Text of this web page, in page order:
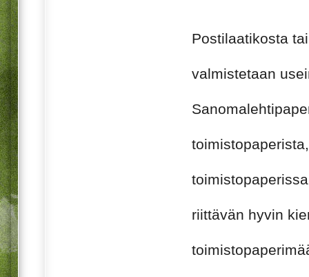
Postilaatikosta
valmistetaan
riittävän hyvin